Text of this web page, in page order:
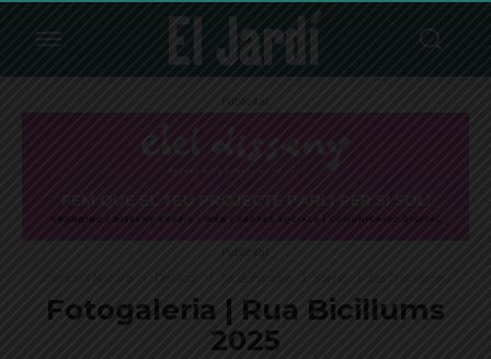
Publicitat
Publicitat
Fotogaleria | Rua Bicillums
2025